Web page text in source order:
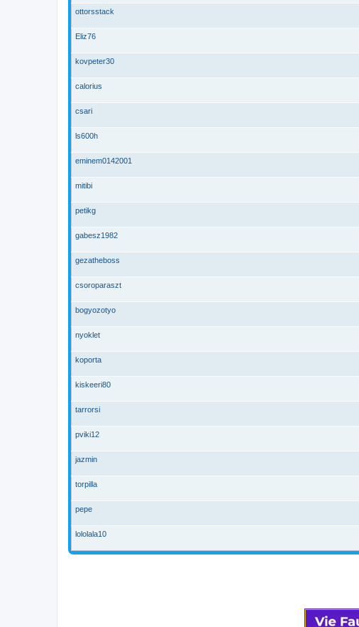
ottorsstack
Eliz76
kovpeter30
calorius
csari
ls600h
eminem0142001
mitibi
petikg
gabesz1982
gezatheboss
csoroparaszt
bogyozotyo
nyoklet
koporta
kiskeeri80
tarrorsi
pviki12
jazmin
torpilla
pepe
lololala10